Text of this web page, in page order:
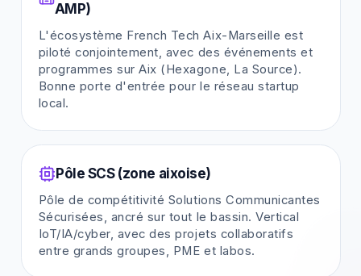
AMP)
L'écosystème French Tech Aix-Marseille est
piloté conjointement, avec des événements et
programmes sur Aix (Hexagone, La Source).
Bonne porte d'entrée pour le réseau startup
local.
Pôle SCS (zone aixoise)
Pôle de compétitivité Solutions Communicantes
Sécurisées, ancré sur tout le bassin. Vertical
IoT/IA/cyber, avec des projets collaboratifs
entre grands groupes, PME et labos.